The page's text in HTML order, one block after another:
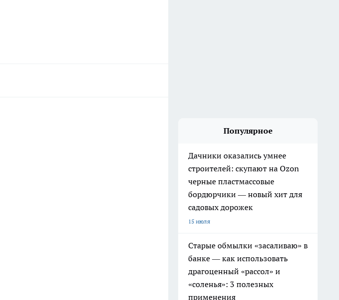
Популярное
Дачники оказались умнее
строителей: скупают на Ozon
черные пластмассовые
бордюрчики — новый хит для
садовых дорожек
15 июля
Старые обмылки «засаливаю» в
банке — как использовать
драгоценный «рассол» и
«соленья»: 3 полезных
применения